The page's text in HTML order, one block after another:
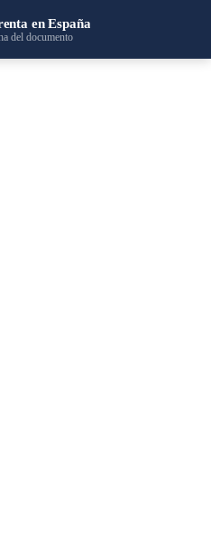
en España
del documento